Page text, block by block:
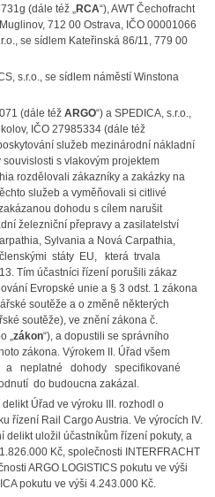
(dále též „RCA“), AWT Čechofracht
712 00 Ostrava, IČO 00001066
se sídlem Kateřinská 86/11, 779 00
s.r.o., se sídlem náměstí Winstona
(dále též ARGO“) a SPEDICA, s.r.o.,
IČO 27985334 (dále též
služeb mezinárodní nákladní
s vlakovým projektem
rozdělovali zákazníky a zakázky na
služeb a vyměňovali si citlivé
dohodu s cílem narušit
železniční přepravy a zasilatelství
Sylvania a Nová Carpathia,
státy EU, která trvala
Tím účastníci řízení porušili zákaz
Evropské unie a § 3 odst. 1 zákona
soutěže a o změně některých
soutěže), ve znění zákona č.
„zákon“), a dopustili se správního
zákona. Výrokem II. Úřad všem
a neplatné dohody specifikované
do budoucna zakázal.
Úřad ve výroku III. rozhodl o
řízení Rail Cargo Austria. Ve výrocích IV.
delikt uložil účastníkům řízení pokuty, a
Kč, společnosti INTERFRACHT
ARGO LOGISTICS pokutu ve výši
pokutu ve výši 4.243.000 Kč.